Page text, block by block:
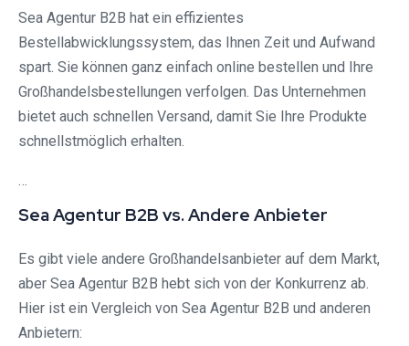
Sea Agentur B2B hat ein effizientes
Bestellabwicklungssystem, das Ihnen Zeit und Aufwand
spart. Sie können ganz einfach online bestellen und Ihre
Großhandelsbestellungen verfolgen. Das Unternehmen
bietet auch schnellen Versand, damit Sie Ihre Produkte
schnellstmöglich erhalten.
…
Sea Agentur B2B vs. Andere Anbieter
Es gibt viele andere Großhandelsanbieter auf dem Markt,
aber Sea Agentur B2B hebt sich von der Konkurrenz ab.
Hier ist ein Vergleich von Sea Agentur B2B und anderen
Anbietern: